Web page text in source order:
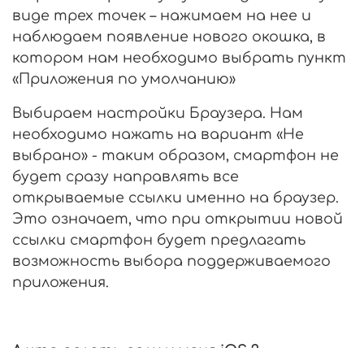
виде трех точек – нажимаем на нее и
наблюдаем появление нового окошка, в
котором нам необходимо выбрать пункт
«Приложения по умолчанию»
Выбираем настройки Браузера. Нам
необходимо нажать на вариант «Не
выбрано» - таким образом, смартфон не
будет сразу направлять все
открываемые ссылки именно на браузер.
Это означает, что при открытии новой
ссылки смартфон будет предлагать
возможность выбора поддерживаемого
приложения.